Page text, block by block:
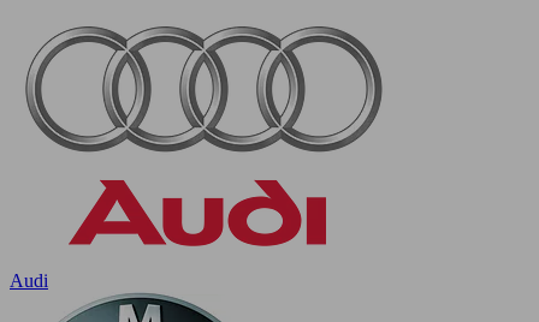
Audi